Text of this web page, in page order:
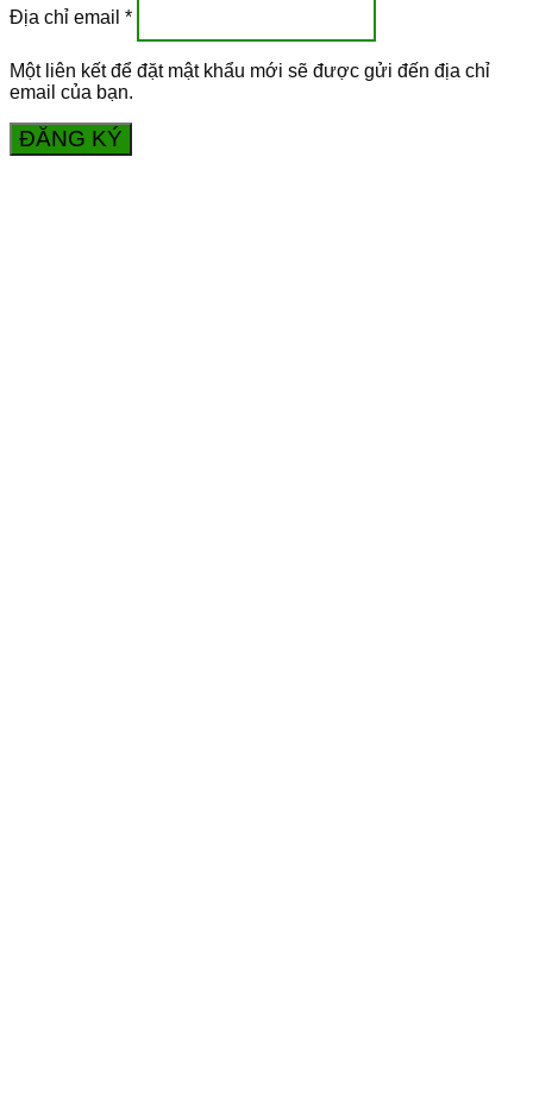
Địa chỉ email *
Một liên kết để đặt mật khẩu mới sẽ được gửi đến địa chỉ
email của bạn.
ĐĂNG KÝ